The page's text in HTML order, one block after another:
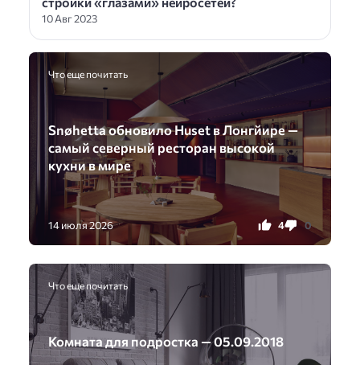
10 Авг 2023
Что еще почитать
Snøhetta обновило Huset в Лонгйире —
самый северный ресторан высокой
кухни в мире
14 июля 2026 4 0
Что еще почитать
Комната для подростка — 05.09.2018